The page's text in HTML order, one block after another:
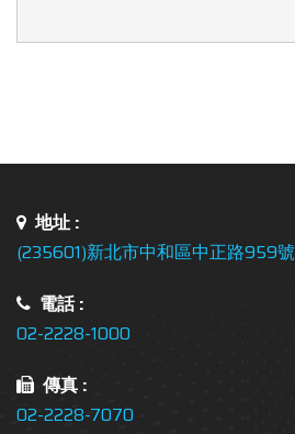
地址 :
(235601)新北市中和區中正路959
電話 :
02-2228-1000
傳真 :
02-2228-7070